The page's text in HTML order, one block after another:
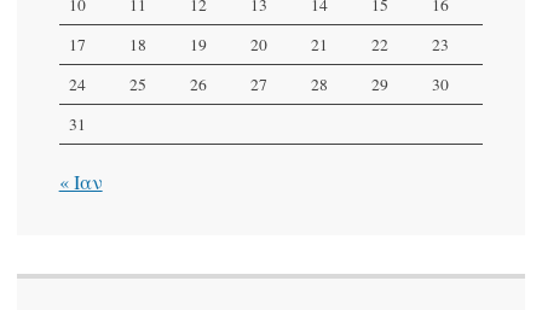
10
11 12 13 14 15
16
17
18 19 20 21 22
23
24
25 26 27 28 29
30
31
« Ιαν